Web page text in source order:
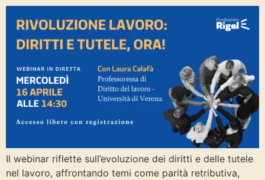
Il webinar riflette sull’evoluzione dei diritti e delle tutele
nel lavoro, affrontando temi come parità retributiva,